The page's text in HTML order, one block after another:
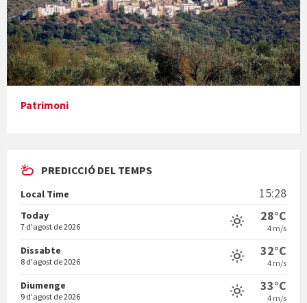
Presentació del llibre &quot;La mare&quot;, d'Emma Zafon
En Bum
Vermuts a la Font. Hit parit
Patrimoni
PREDICCIÓ DEL TEMPS
Local Time 15:28
Today
7 d'agost de 2026
28°C
4 m/s
Dissabte
8 d'agost de 2026
32°C
4 m/s
Diumenge
9 d'agost de 2026
33°C
4 m/s